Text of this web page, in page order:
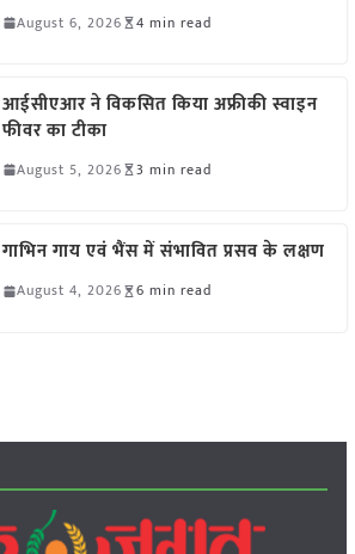
August 6, 2026 4 min read
आईसीएआर ने विकसित किया अफ्रीकी स्वाइन
फीवर का टीका
August 5, 2026 3 min read
गाभिन गाय एवं भैंस में संभावित प्रसव के लक्षण
August 4, 2026 6 min read